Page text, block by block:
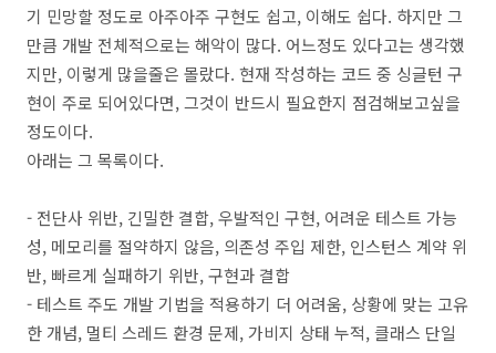
기 민망할 정도로 아주아주 구현도 쉽고, 이해도 쉽다. 하지만 그
만큼 개발 전체적으로는 해악이 많다. 어느정도 있다고는 생각했
지만, 이렇게 많을줄은 몰랐다. 현재 작성하는 코드 중 싱글턴 구
현이 주로 되어있다면, 그것이 반드시 필요한지 점검해보고싶을
정도이다.
아래는 그 목록이다.
- 전단사 위반, 긴밀한 결합, 우발적인 구현, 어려운 테스트 가능
성, 메모리를 절약하지 않음, 의존성 주입 제한, 인스턴스 계약 위
반, 빠르게 실패하기 위반, 구현과 결합
- 테스트 주도 개발 기법을 적용하기 더 어려움, 상황에 맞는 고유
한 개념, 멀티 스레드 환경 문제, 가비지 상태 누적, 클래스 단일